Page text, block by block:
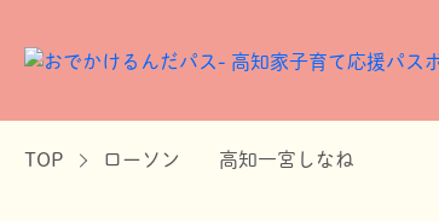
TOP ローソン 高知一宮しなね